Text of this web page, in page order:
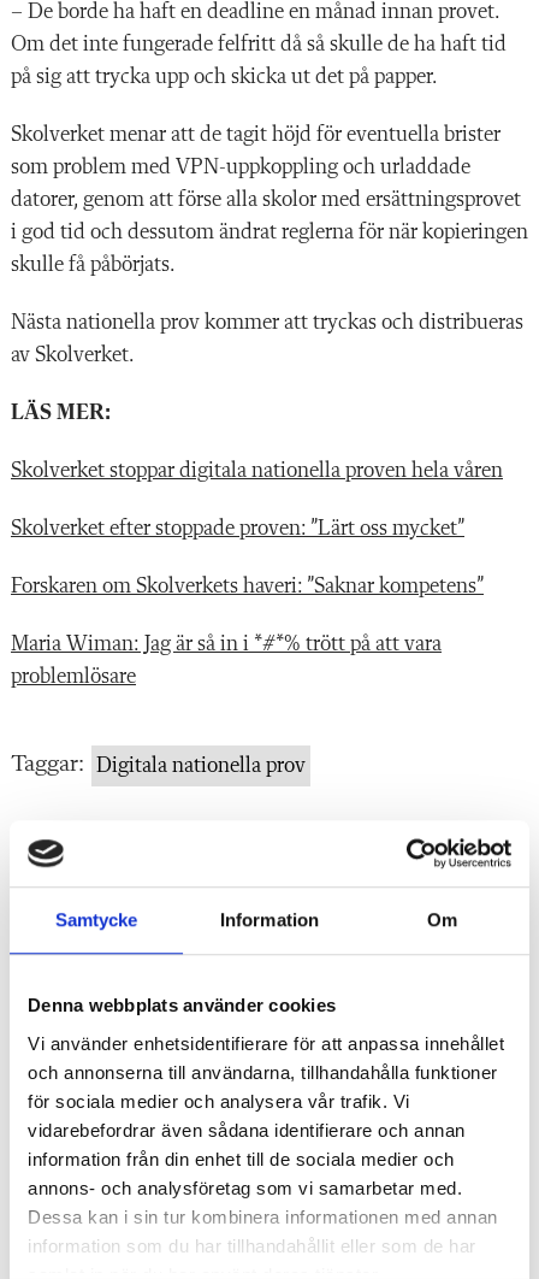
Samtycke Information Om
Denna webbplats använder cookies
Vi använder enhetsidentifierare för att anpassa innehållet
och annonserna till användarna, tillhandahålla funktioner
för sociala medier och analysera vår trafik. Vi
vidarebefordrar även sådana identifierare och annan
information från din enhet till de sociala medier och
annons- och analysföretag som vi samarbetar med.
Dessa kan i sin tur kombinera informationen med annan
information som du har tillhandahållit eller som de har
samlat in när du har använt deras tjänster.
– De borde ha haft en deadline en månad innan provet.
Om det inte fungerade felfritt då så skulle de ha haft tid
på sig att trycka upp och skicka ut det på papper.
Skolverket menar att de tagit höjd för eventuella brister
som problem med VPN-uppkoppling och urladdade
datorer, genom att förse alla skolor med ersättningsprovet
i god tid och dessutom ändrat reglerna för när kopieringen
skulle få påbörjats.
Nästa nationella prov kommer att tryckas och distribueras
av Skolverket.
LÄS MER:
Skolverket stoppar digitala nationella proven hela våren
Skolverket efter stoppade proven: ”Lärt oss mycket”
Forskaren om Skolverkets haveri: ”Saknar kompetens”
Maria Wiman: Jag är så in i *#*% trött på att vara
problemlösare
Taggar: Digitala nationella prov
Annons"